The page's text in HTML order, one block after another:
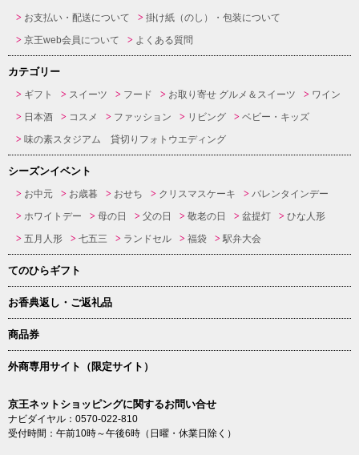
お支払い・配送について
掛け紙（のし）・包装について
京王web会員について
よくある質問
カテゴリー
ギフト スイーツ フード お取り寄せ グルメ＆スイーツ
ワイン
日本酒
コスメ ファッション リビング
ベビー・キッズ
味の素スタジアム 貸切りフォトウエディング
シーズンイベント
お中元 お歳暮 おせち クリスマスケーキ
バレンタインデー
ホワイトデー
母の日 父の日 敬老の日 盆提灯
ひな人形
五月人形
七五三 ランドセル 福袋 駅弁大会
てのひらギフト
お香典返し・ご返礼品
商品券
外商専用サイト（限定サイト）
京王ネットショッピングに関するお問い合せ
ナビダイヤル：0570-022-810
受付時間：午前10時～午後6時（日曜・休業日除く）